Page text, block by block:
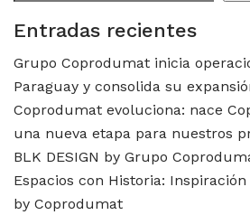
Entradas recientes
Grupo Coprodumat inicia
Paraguay y consolida su
Coprodumat evoluciona: nace
una nueva etapa para nuestros
BLK DESIGN by Grupo
Espacios con Historia:
by Coprodumat